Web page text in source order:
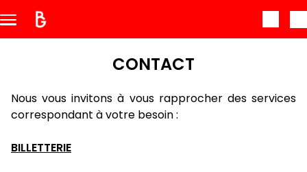
Aller au contenu principal
CONTACT
Nous vous invitons à vous rapprocher des services
correspondant à votre besoin :
BILLETTERIE